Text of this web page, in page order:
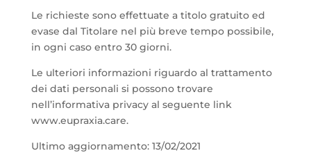
Le richieste sono effettuate a titolo gratuito ed
evase dal Titolare nel più breve tempo possibile,
in ogni caso entro 30 giorni.
Le ulteriori informazioni riguardo al trattamento
dei dati personali si possono trovare
nell’informativa privacy al seguente link
www.eupraxia.care.
Ultimo aggiornamento: 13/02/2021